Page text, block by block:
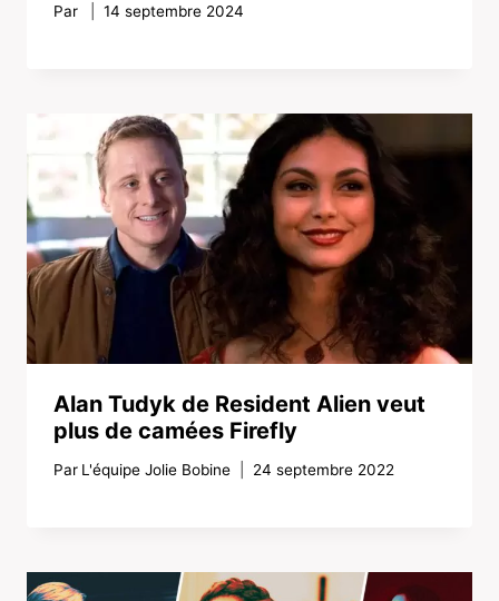
Par 14 septembre 2024
Alan Tudyk de Resident Alien veut
plus de camées Firefly
Par L'équipe Jolie Bobine 24 septembre 2022